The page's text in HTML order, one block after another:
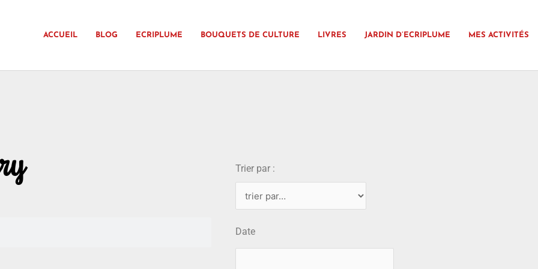
ACCUEIL BLOG ECRIPLUME BOUQUETS DE CULTURE LIVRES JARDIN D’ECRIPLUME MES ACTIVITÉS
Trier par :
Date